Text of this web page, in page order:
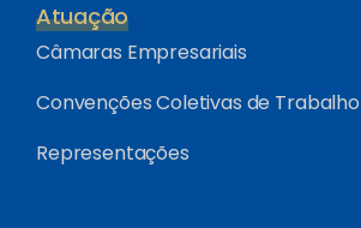
Atuação
Câmaras Empresariais
Convenções Coletivas de Trabalho
Representações